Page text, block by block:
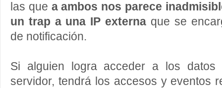
las que a ambos nos parece
un trap a una IP externa que se
de notificación.
Si alguien logra acceder a los datos
servidor, tendrá los accesos y eventos